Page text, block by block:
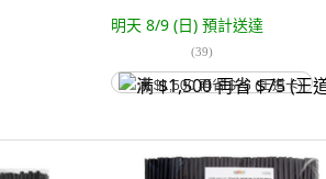
明天 8/9 (日) 預計送達
(39)
满 $1,500 再省 $75 (王道卡)